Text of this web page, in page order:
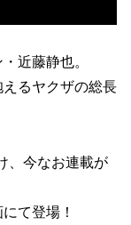
近藤静也。
るヤクザの総長
、今なお連載が
て登場！